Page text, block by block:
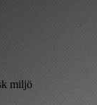
miljö